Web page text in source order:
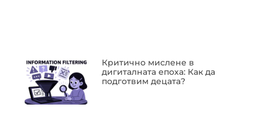
Критично мислене в
дигиталната епоха: Как да
подготвим децата?